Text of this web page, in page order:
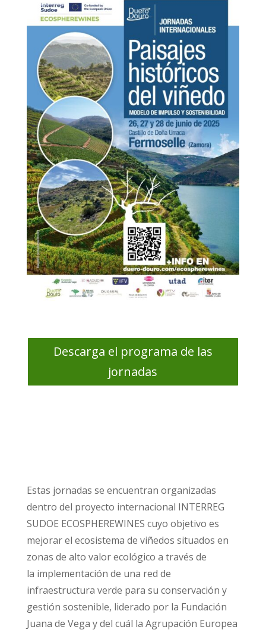
Descarga el programa de las
jornadas
Estas jornadas se encuentran organizadas
dentro del proyecto internacional INTERREG
SUDOE ECOSPHEREWINES cuyo objetivo es
mejorar el ecosistema de viñedos situados en
zonas de alto valor ecológico a través de
la implementación de una red de
infraestructura verde para su conservación y
gestión sostenible, liderado por la Fundación
Juana de Vega y del cuál la Agrupación Europea